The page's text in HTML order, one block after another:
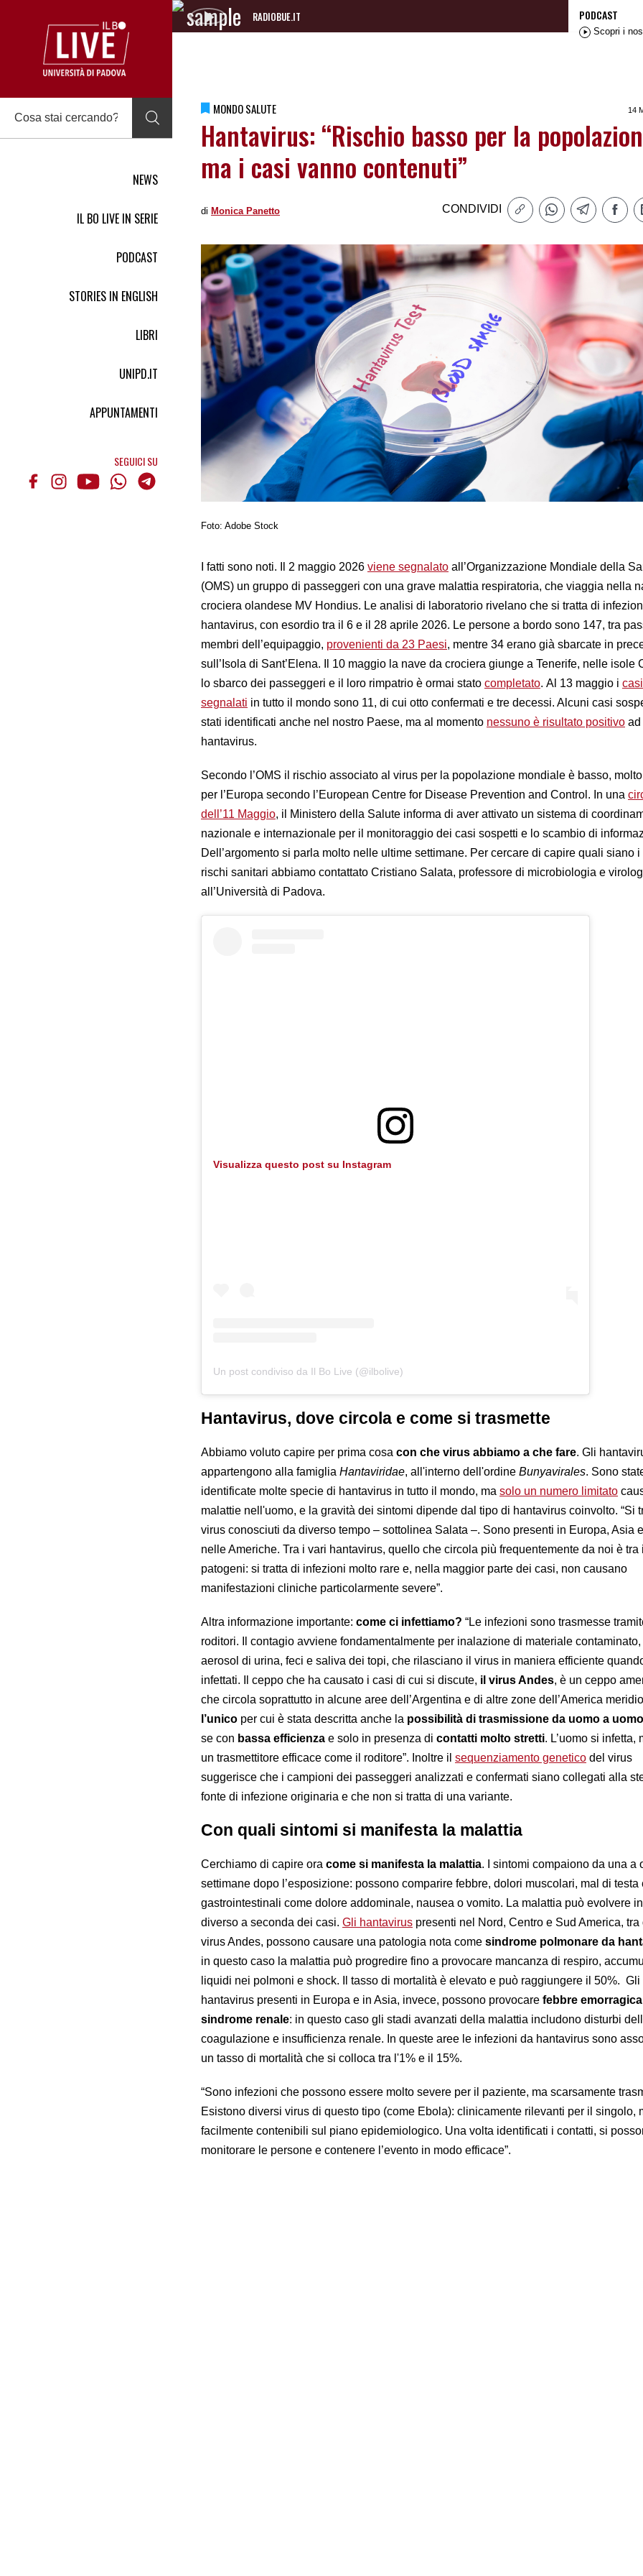
NEWS
IL BO LIVE IN SERIE
PODCAST
STORIES IN ENGLISH
LIBRI
UNIPD.IT
APPUNTAMENTI
SEGUICI SU
RADIOBUE.IT
Audio
PODCAST
Scopri i
MONDO SALUTE 14
Hantavirus: “Rischio basso per la
ma i casi vanno contenuti”
di Monica Panetto CONDIVIDI
Foto: Adobe Stock
I fatti sono noti. Il 2 maggio 2026 viene segnalato all’Organizzazione Mondiale della
(OMS) un gruppo di passeggeri con una grave malattia respiratoria, che viaggia nella
crociera olandese MV Hondius. Le analisi di laboratorio rivelano che si tratta di
hantavirus, con esordio tra il 6 e il 28 aprile 2026. Le persone a bordo sono 147, tra
membri dell’equipaggio, provenienti da 23 Paesi, mentre 34 erano già sbarcate in
sull’Isola di Sant’Elena. Il 10 maggio la nave da crociera giunge a Tenerife, nelle isole
lo sbarco dei passeggeri e il loro rimpatrio è ormai stato completato. Al 13 maggio i casi
segnalati in tutto il mondo sono 11, di cui otto confermati e tre decessi. Alcuni casi
stati identificati anche nel nostro Paese, ma al momento nessuno è risultato positivo ad
hantavirus.
Secondo l’OMS il rischio associato al virus per la popolazione mondiale è basso,
per l’Europa secondo l’European Centre for Disease Prevention and Control. In una
dell’11 Maggio, il Ministero della Salute informa di aver attivato un sistema di
nazionale e internazionale per il monitoraggio dei casi sospetti e lo scambio di
Dell’argomento si parla molto nelle ultime settimane. Per cercare di capire quali siano i
rischi sanitari abbiamo contattato Cristiano Salata, professore di microbiologia e
all’Università di Padova.
Visualizza questo post su Instagram
Un post condiviso da Il Bo Live (@ilbolive)
Hantavirus, dove circola e come si trasmette
Abbiamo voluto capire per prima cosa con che virus abbiamo a che fare. Gli
appartengono alla famiglia Hantaviridae, all'interno dell'ordine Bunyavirales. Sono
identificate molte specie di hantavirus in tutto il mondo, ma solo un numero limitato
malattie nell'uomo, e la gravità dei sintomi dipende dal tipo di hantavirus coinvolto. “Si
virus conosciuti da diverso tempo – sottolinea Salata –. Sono presenti in Europa, Asia
nelle Americhe. Tra i vari hantavirus, quello che circola più frequentemente da noi è tra
patogeni: si tratta di infezioni molto rare e, nella maggior parte dei casi, non causano
manifestazioni cliniche particolarmente severe”.
Altra informazione importante: come ci infettiamo? “Le infezioni sono trasmesse
roditori. Il contagio avviene fondamentalmente per inalazione di materiale
aerosol di urina, feci e saliva dei topi, che rilasciano il virus in maniera efficiente
infettati. Il ceppo che ha causato i casi di cui si discute, il virus Andes, è un ceppo
che circola soprattutto in alcune aree dell’Argentina e di altre zone dell’America
l’unico per cui è stata descritta anche la possibilità di trasmissione da uomo a uomo
se con bassa efficienza e solo in presenza di contatti molto stretti. L’uomo si infetta,
un trasmettitore efficace come il roditore”. Inoltre il sequenziamento genetico del virus
suggerisce che i campioni dei passeggeri analizzati e confermati siano collegati alla
fonte di infezione originaria e che non si tratta di una variante.
Con quali sintomi si manifesta la malattia
Cerchiamo di capire ora come si manifesta la malattia. I sintomi compaiono da una a
settimane dopo l’esposizione: possono comparire febbre, dolori muscolari, mal di testa
gastrointestinali come dolore addominale, nausea o vomito. La malattia può evolvere
diverso a seconda dei casi. Gli hantavirus presenti nel Nord, Centro e Sud America, tra
virus Andes, possono causare una patologia nota come sindrome polmonare da
in questo caso la malattia può progredire fino a provocare mancanza di respiro,
liquidi nei polmoni e shock. Il tasso di mortalità è elevato e può raggiungere il 50%. Gli
hantavirus presenti in Europa e in Asia, invece, possono provocare febbre
sindrome renale: in questo caso gli stadi avanzati della malattia includono disturbi
coagulazione e insufficienza renale. In queste aree le infezioni da hantavirus sono
un tasso di mortalità che si colloca tra l'1% e il 15%.
“Sono infezioni che possono essere molto severe per il paziente, ma scarsamente
Esistono diversi virus di questo tipo (come Ebola): clinicamente rilevanti per il singolo,
facilmente contenibili sul piano epidemiologico. Una volta identificati i contatti, si
monitorare le persone e contenere l’evento in modo efficace”.